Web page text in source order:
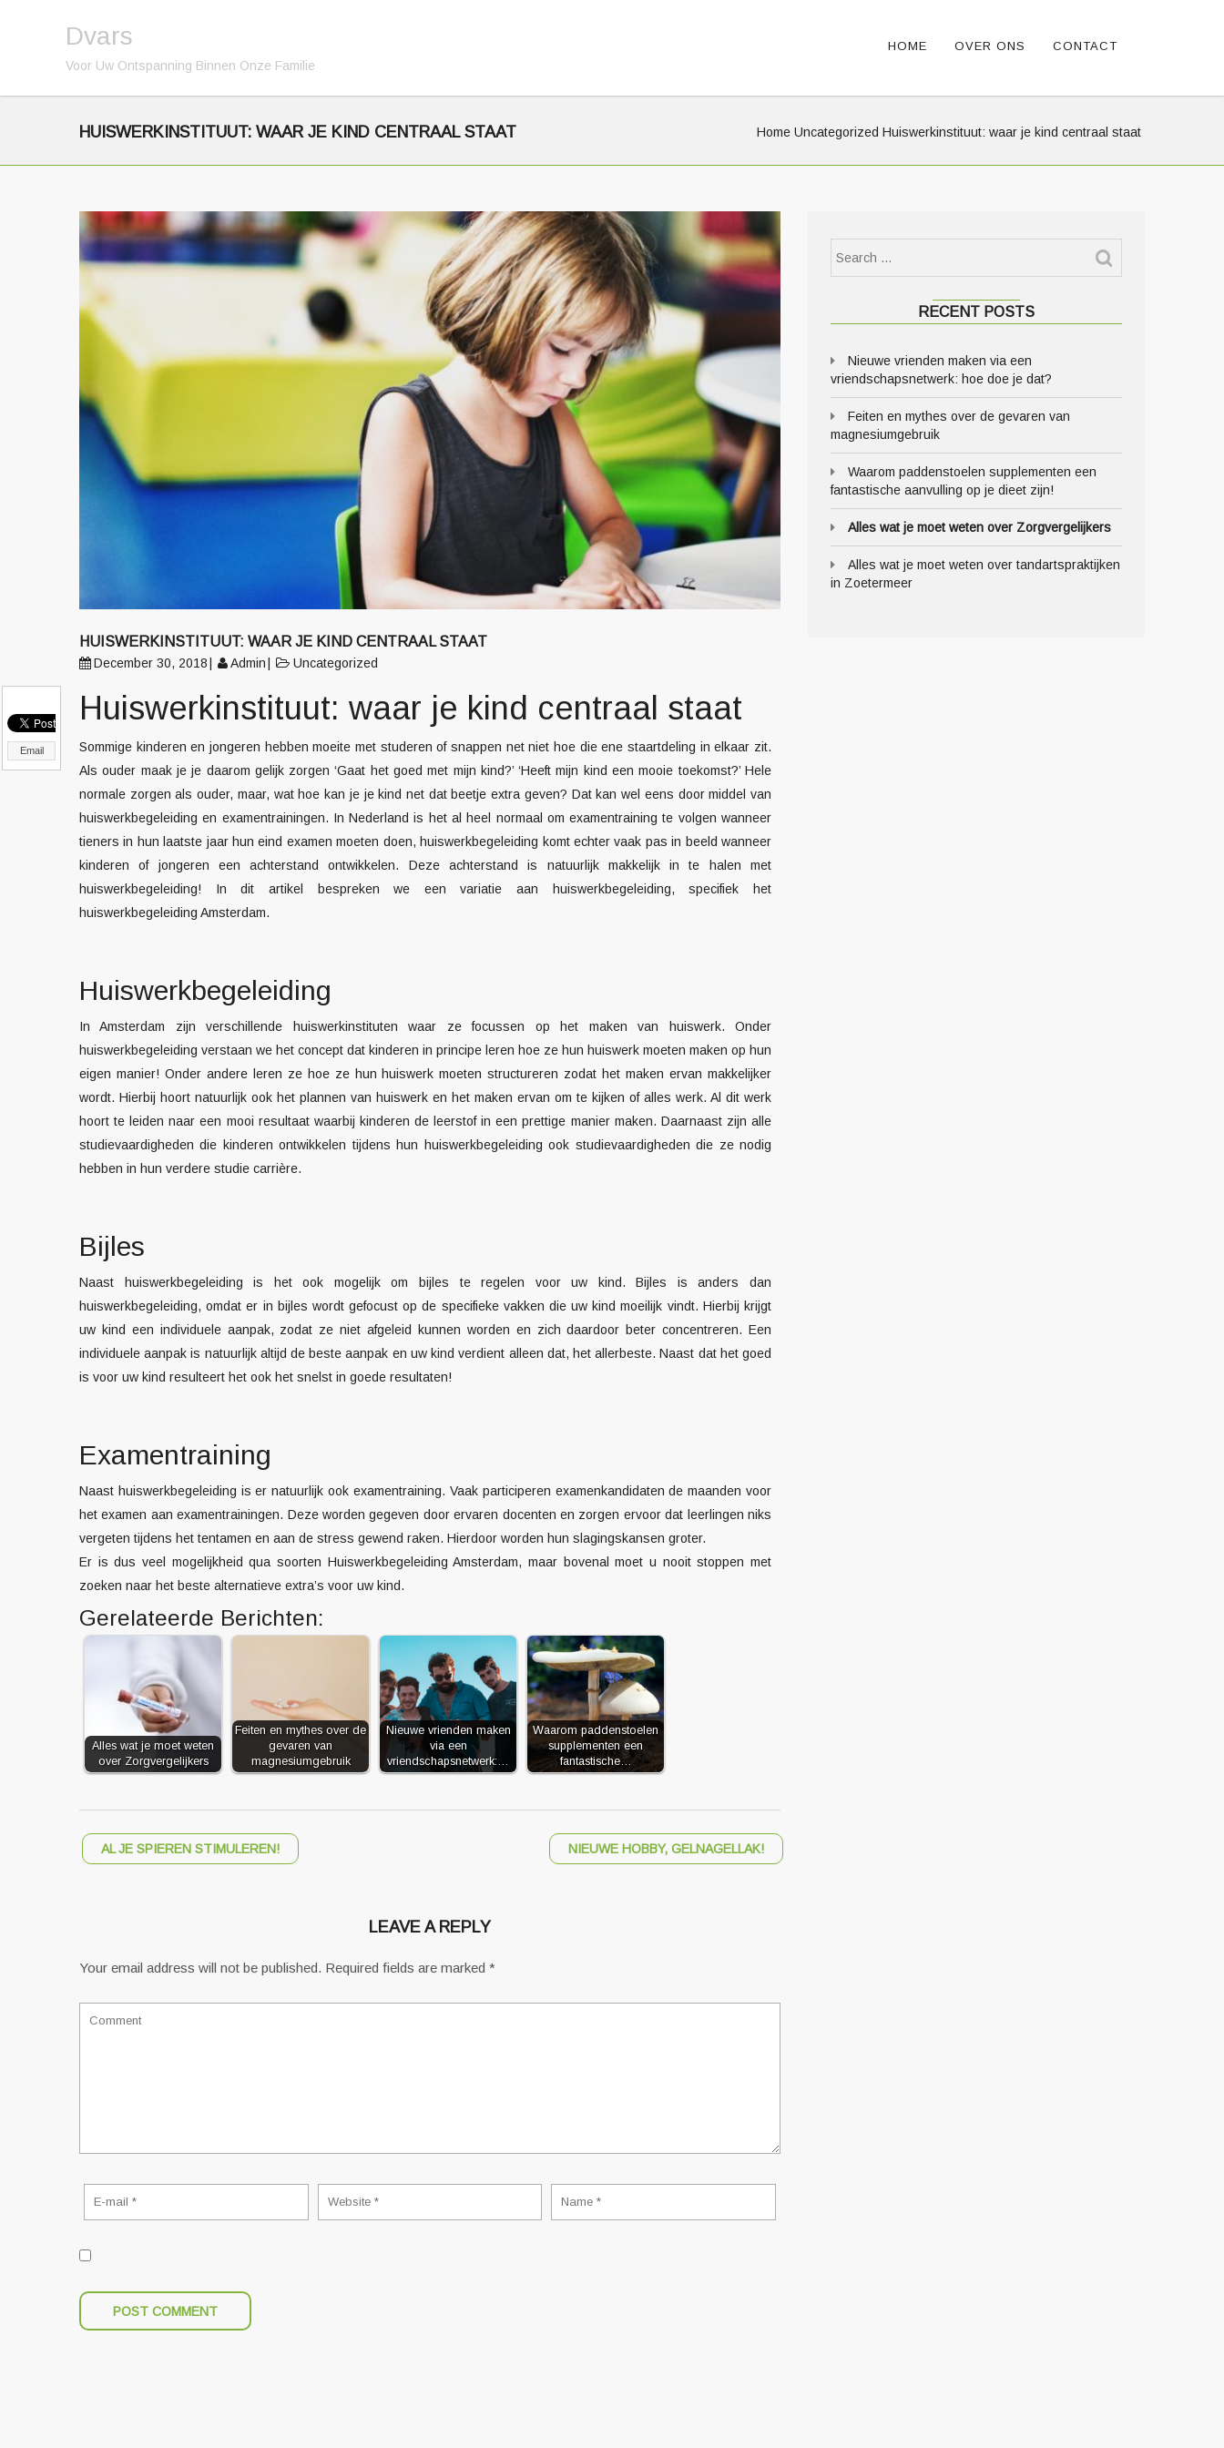
Dvars
Voor Uw Ontspanning Binnen Onze Familie
HOME OVER ONS CONTACT
HUISWERKINSTITUUT: WAAR JE KIND CENTRAAL STAAT Home Uncategorized Huiswerkinstituut: waar je kind centraal staat
HUISWERKINSTITUUT: WAAR JE KIND CENTRAAL STAAT
December 30, 2018 Admin Uncategorized
Email
Huiswerkinstituut: waar je kind centraal staat
Sommige kinderen en jongeren hebben moeite met studeren of snappen net niet hoe die ene staartdeling in elkaar zit.
Als ouder maak je je daarom gelijk zorgen ‘Gaat het goed met mijn kind?’ ‘Heeft mijn kind een mooie toekomst?’ Hele
normale zorgen als ouder, maar, wat hoe kan je je kind net dat beetje extra geven? Dat kan wel eens door middel van
huiswerkbegeleiding en examentrainingen. In Nederland is het al heel normaal om examentraining te volgen wanneer
tieners in hun laatste jaar hun eind examen moeten doen, huiswerkbegeleiding komt echter vaak pas in beeld wanneer
kinderen of jongeren een achterstand ontwikkelen. Deze achterstand is natuurlijk makkelijk in te halen met
huiswerkbegeleiding! In dit artikel bespreken we een variatie aan huiswerkbegeleiding, specifiek het
huiswerkbegeleiding Amsterdam.
Huiswerkbegeleiding
In Amsterdam zijn verschillende huiswerkinstituten waar ze focussen op het maken van huiswerk. Onder
huiswerkbegeleiding verstaan we het concept dat kinderen in principe leren hoe ze hun huiswerk moeten maken op hun
eigen manier! Onder andere leren ze hoe ze hun huiswerk moeten structureren zodat het maken ervan makkelijker
wordt. Hierbij hoort natuurlijk ook het plannen van huiswerk en het maken ervan om te kijken of alles werk. Al dit werk
hoort te leiden naar een mooi resultaat waarbij kinderen de leerstof in een prettige manier maken. Daarnaast zijn alle
studievaardigheden die kinderen ontwikkelen tijdens hun huiswerkbegeleiding ook studievaardigheden die ze nodig
hebben in hun verdere studie carrière.
Bijles
Naast huiswerkbegeleiding is het ook mogelijk om bijles te regelen voor uw kind. Bijles is anders dan
huiswerkbegeleiding, omdat er in bijles wordt gefocust op de specifieke vakken die uw kind moeilijk vindt. Hierbij krijgt
uw kind een individuele aanpak, zodat ze niet afgeleid kunnen worden en zich daardoor beter concentreren. Een
individuele aanpak is natuurlijk altijd de beste aanpak en uw kind verdient alleen dat, het allerbeste. Naast dat het goed
is voor uw kind resulteert het ook het snelst in goede resultaten!
Examentraining
Naast huiswerkbegeleiding is er natuurlijk ook examentraining. Vaak participeren examenkandidaten de maanden voor
het examen aan examentrainingen. Deze worden gegeven door ervaren docenten en zorgen ervoor dat leerlingen niks
vergeten tijdens het tentamen en aan de stress gewend raken. Hierdoor worden hun slagingskansen groter.
Er is dus veel mogelijkheid qua soorten Huiswerkbegeleiding Amsterdam, maar bovenal moet u nooit stoppen met
zoeken naar het beste alternatieve extra’s voor uw kind.
Gerelateerde Berichten:
Alles wat je moet weten
over Zorgvergelijkers
Feiten en mythes over de
gevaren van
magnesiumgebruik
Nieuwe vrienden maken
via een
vriendschapsnetwerk:…
Waarom paddenstoelen
supplementen een
fantastische…
AL JE SPIEREN STIMULEREN! NIEUWE HOBBY, GELNAGELLAK!
LEAVE A REPLY
Your email address will not be published. Required fields are marked *
RECENT POSTS
Nieuwe vrienden maken via een
vriendschapsnetwerk: hoe doe je dat?
Feiten en mythes over de gevaren van
magnesiumgebruik
Waarom paddenstoelen supplementen een
fantastische aanvulling op je dieet zijn!
Alles wat je moet weten over Zorgvergelijkers
Alles wat je moet weten over tandartspraktijken
in Zoetermeer